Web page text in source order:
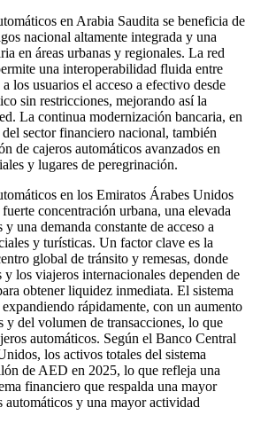
en Arabia Saudita se beneficia de
nacional altamente integrada y una
en áreas urbanas y regionales. La red
una interoperabilidad fluida entre
los usuarios el acceso a efectivo desde
sin restricciones, mejorando así la
La continua modernización bancaria, en
sector financiero nacional, también
de cajeros automáticos avanzados en
y lugares de peregrinación.
en los Emiratos Árabes Unidos
concentración urbana, una elevada
una demanda constante de acceso a
y turísticas. Un factor clave es la
global de tránsito y remesas, donde
y los viajeros internacionales dependen de
obtener liquidez inmediata. El sistema
rápidamente, con un aumento
y del volumen de transacciones, lo que
automáticos. Según el Banco Central
los activos totales del sistema
de AED en 2025, lo que refleja una
financiero que respalda una mayor
automáticos y una mayor actividad